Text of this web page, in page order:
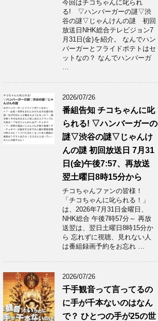
今回はチコちゃんに叱られ
る! ▽ハンバーガーの謎▽渋
谷の謎▽じゃんけんの謎 初回
放送日NHK総合テレビジョン7
月31日(金)を紹介。 なんでハン
バーガーとフライドポテトはセ
ットなの？ なんでハンバーガ
…
2026/07/26
番組告知 チコちゃんに叱
られる! ▽ハンバーガーの
謎▽渋谷の謎▽じゃんけ
んの謎 初回放送日 7月31
日(金)午後7:57、再放送
翌土曜日8時15分から
チコちゃんファンの皆様！
「チコちゃんに叱られる！」​
は、2026年7月31日金曜日、
NHK総合 午後7時57分～ 再放
送翌は、翌日土曜日8時15分か
ら 忘れずに視聴、見れない人
は番組録画予約をお忘れ …
2026/07/26
千手観音って言ってるの
に手が千本ないのはなん
で？ ひとつの手が25の世